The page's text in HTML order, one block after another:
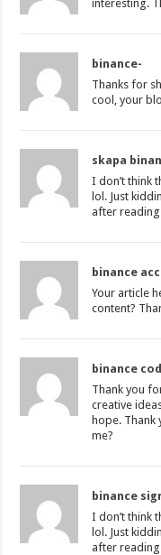
interesting.
binance-
Thanks for
cool, your
skapa
I don’t think
lol. Just
after
binance
Your article
content?
binance
Thank you
creative
hope. Thank
me?
binance
I don’t think
lol. Just
after